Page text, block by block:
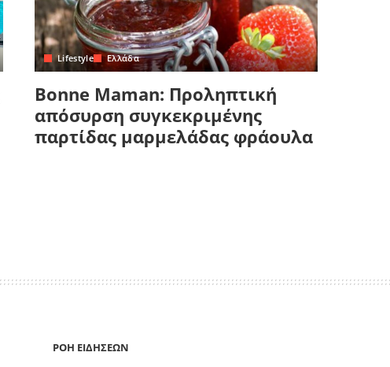
Lifestyle Ελλάδα
Bonne Maman: Προληπτική
απόσυρση συγκεκριμένης
παρτίδας μαρμελάδας φράουλα
ΡΟΗ ΕΙΔΗΣΕΩΝ